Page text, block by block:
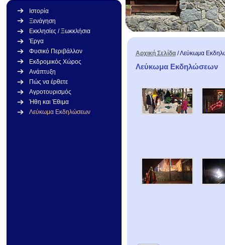
Ιστορία
Ξενάγηση
Εκκλησίες / Ξωκκλήσια
Έργα
Φυσικό Περιβάλλον
Εκδρομικός Χώρος
Ανάπτυξη
Πώς να έρθετε
Αγροτουρισμός
Ήθη και Έθιμα
Λεύκωμα Εκδηλώσεων
Αρχική Σελίδα/Λεύκωμα
Λεύκωμα Εκδηλώσεων